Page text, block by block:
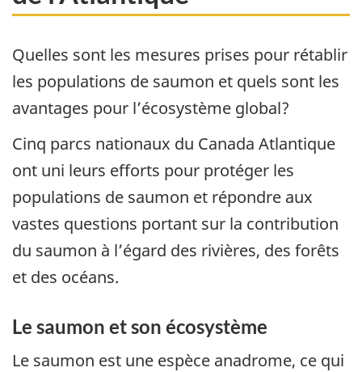
Quelles sont les mesures prises pour rétablir
les populations de saumon et quels sont les
avantages pour l’écosystème global?
Cinq parcs nationaux du Canada Atlantique
ont uni leurs efforts pour protéger les
populations de saumon et répondre aux
vastes questions portant sur la contribution
du saumon à l’égard des rivières, des forêts
et des océans.
Le saumon et son écosystème
Le saumon est une espèce anadrome, ce qui